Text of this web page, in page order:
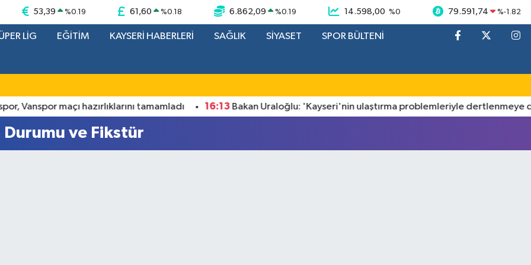
53,39 %0.19 61,60 %0.18 6.862,09 %0.19 14.598,00 %0 79.591,74 %-1.82
LİG EĞİTİM KAYSERİ HABERLERİ SAĞLIK SİYASET SPOR BÜLTENİ
maçı hazırlıklarını tamamladı 16:13Bakan Uraloğlu: 'Kayseri'nin ulaştırma problemleriyle dertlenmeye
ve Fikstür